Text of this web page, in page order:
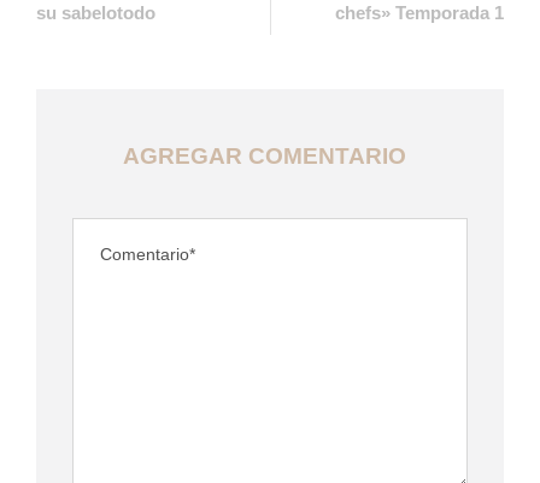
su sabelotodo
chefs» Temporada 1
AGREGAR COMENTARIO